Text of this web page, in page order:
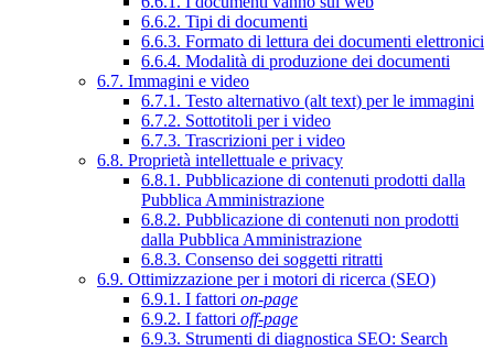
6.6.2. Tipi di documenti
6.6.3. Formato di lettura dei documenti elettronici
6.6.4. Modalità di produzione dei documenti
6.7. Immagini e video
6.7.1. Testo alternativo (alt text) per le immagini
6.7.2. Sottotitoli per i video
6.7.3. Trascrizioni per i video
6.8. Proprietà intellettuale e privacy
6.8.1. Pubblicazione di contenuti prodotti dalla
Pubblica Amministrazione
6.8.2. Pubblicazione di contenuti non prodotti
dalla Pubblica Amministrazione
6.8.3. Consenso dei soggetti ritratti
6.9. Ottimizzazione per i motori di ricerca (SEO)
6.9.1. I fattori on-page
6.9.2. I fattori off-page
6.9.3. Strumenti di diagnostica SEO: Search